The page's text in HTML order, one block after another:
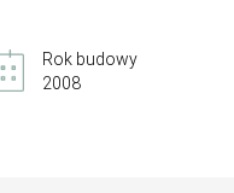
Rok budowy
2008